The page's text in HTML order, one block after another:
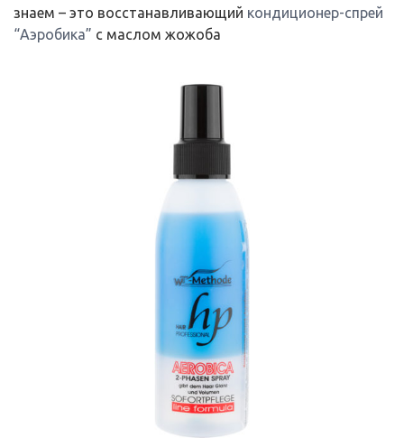
знаем – это восстанавливающий кондиционер-спрей
“Аэробика” с маслом жожоба